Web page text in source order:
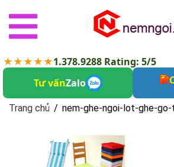
★★★★★1.378.9288 Rating: 5/5
Tư vấnZalo
Trang chủ / nem-ghe-ngoi-lot-ghe-
nem-ghe-ngoi-lot-ghe-